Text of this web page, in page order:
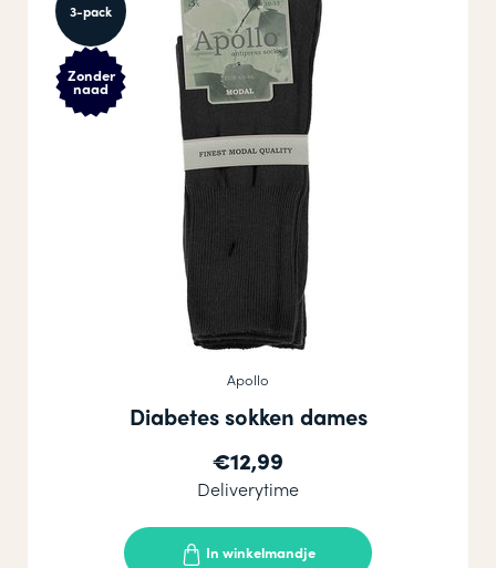
3-pack
Zonder
naad
Apollo
Diabetes sokken dames
€12,99
Deliverytime
In winkelmandje